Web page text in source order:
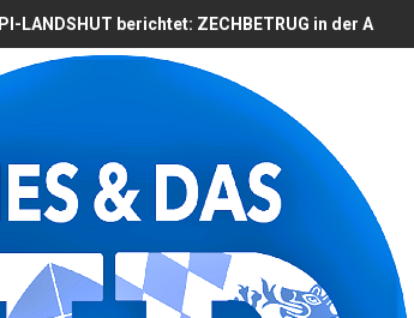
PI-LANDSHUT berichtet: ZECHBETRUG in der